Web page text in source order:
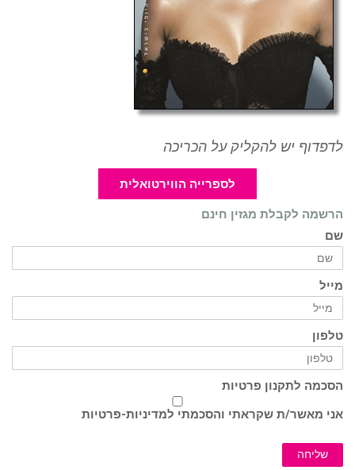
לדפדוף יש להקליק על הכריכה
לספרייה הווירטואלית
הרשמה לקבלת מגזין חינם
שם
מייל
טלפון
הסכמה לתקנון פרטיות
אני מאשר/ת שקראתי והסכמתי למדיניות-פרטיות
שליחה